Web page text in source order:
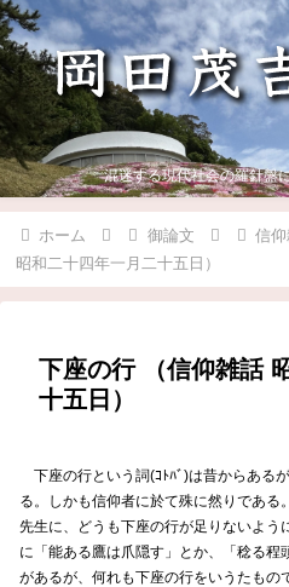
混迷する現代社会の羅針盤
ホーム 御論文 信
昭和二十四年一月二十五日）
下座の行 （信仰雑話
十五日）
下座の行という詞(ｺﾄﾊﾞ)は昔からある
る。しかも信仰者に於て殊に然りである
先生に、どうも下座の行が足りないよう
に「能ある鷹は爪隠す」とか、「稔る程
があるが、何れも下座の行をいうたもの